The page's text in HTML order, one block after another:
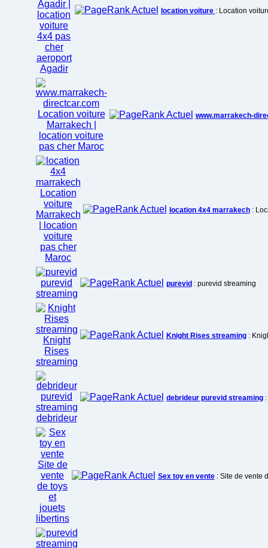
location voiture : Location
www.marrakech-
location 4x4 marrakech:
purevid : purevid streaming
Knight Rises streaming:
debrideur purevid streaming:
Sex toy en vente: Site de vente